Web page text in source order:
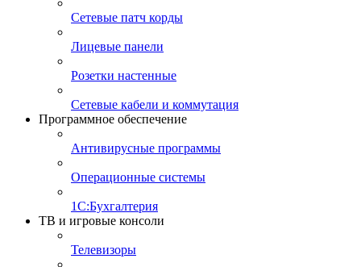
Сетевые патч корды
Лицевые панели
Розетки настенные
Сетевые кабели и коммутация
Программное обеспечение
Антивирусные программы
Операционные системы
1С:Бухгалтерия
ТВ и игровые консоли
Телевизоры